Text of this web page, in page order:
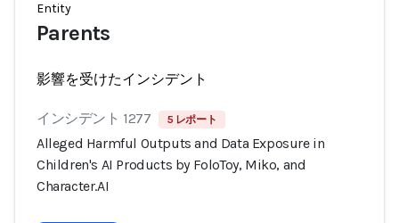
Entity
Parents
影響を受けたインシデント
インシデント 1277 5 レポート
Alleged Harmful Outputs and Data Exposure in
Children's AI Products by FoloToy, Miko, and
Character.AI